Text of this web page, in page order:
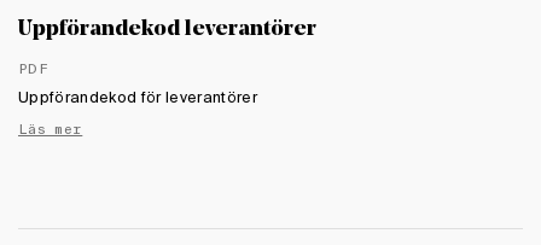
Uppförandekod leverantörer
PDF
Uppförandekod för leverantörer
Läs mer